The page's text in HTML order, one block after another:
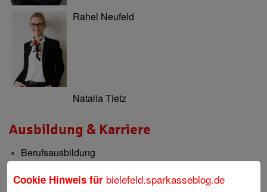
Rahel Neufeld
Natalia Tietz
Ausbildung & Karriere
Berufsausbildung
Cookie Hinweis für bielefeld.sparkasseblog.de